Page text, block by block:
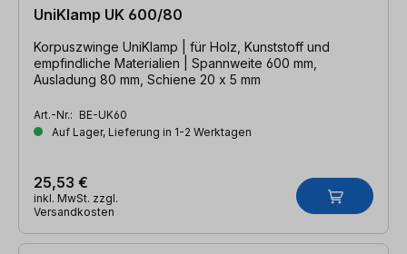
UniKlamp UK 600/80
Korpuszwinge UniKlamp | für Holz, Kunststoff und
empfindliche Materialien | Spannweite 600 mm,
Ausladung 80 mm, Schiene 20 x 5 mm
Art.-Nr.: BE-UK60
Auf Lager, Lieferung in 1-2 Werktagen
25,53 €
inkl. MwSt. zzgl.
Versandkosten